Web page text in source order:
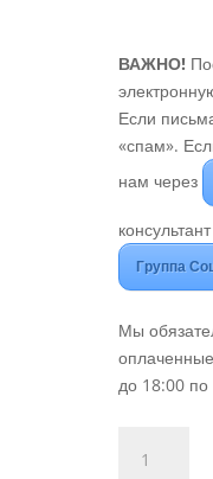
ВАЖНО!
Если
«спам».
нам через
Группа
Мы
до 18:00
товара